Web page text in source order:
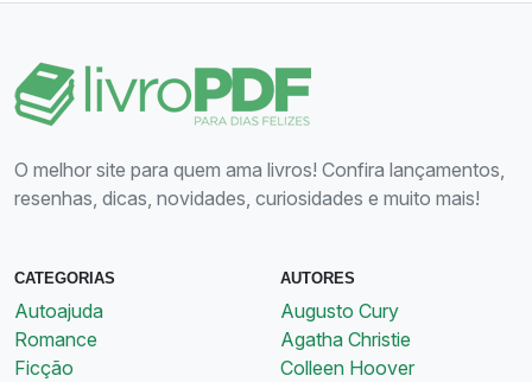
O melhor site para quem ama livros! Confira lançamentos,
resenhas, dicas, novidades, curiosidades e muito mais!
CATEGORIAS
Autoajuda
Romance
Ficção
AUTORES
Augusto Cury
Agatha Christie
Colleen Hoover